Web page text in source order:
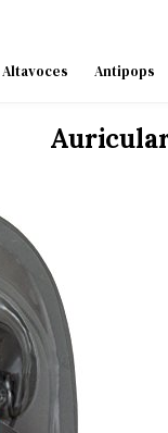
Altavoces Antipops